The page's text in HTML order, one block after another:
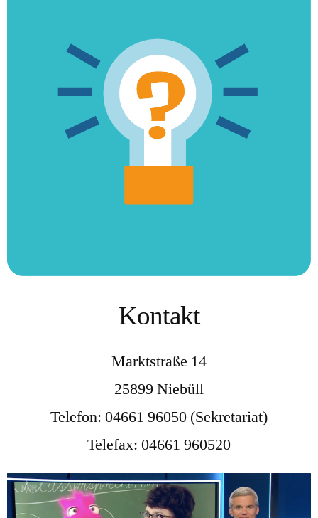
Kontakt
Marktstraße 14
25899 Niebüll
Telefon: 04661 96050 (Sekretariat)
Telefax: 04661 960520